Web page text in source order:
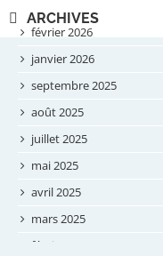
ARCHIVES
février 2026
janvier 2026
septembre 2025
août 2025
juillet 2025
mai 2025
avril 2025
mars 2025
février 2025